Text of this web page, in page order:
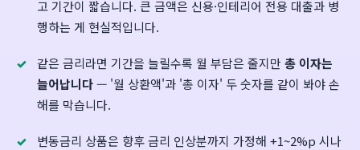
고 기간이 짧습니다. 큰 금액은 신용·인테리어 전용 대출과 병
행하는 게 현실적입니다.
같은 금리라면 기간을 늘릴수록 월 부담은 줄지만 총 이자는
늘어납니다— '월 상환액'과 '총 이자' 두 숫자를 같이 봐야 손
해를 막습니다.
변동금리 상품은 향후 금리 인상분까지 가정해 +1~2%p 시나